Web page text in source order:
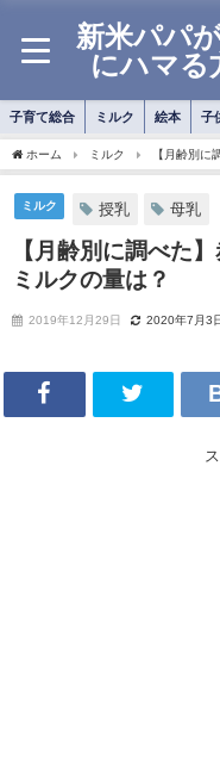
新米パパ
にハマる
子育て総合 ミルク 絵本 子
ホーム ミルク 【月齢別に
ミルク 授乳 母乳
【月齢別に調べた
ミルクの量は？
2019年12月29日 2020年7月3